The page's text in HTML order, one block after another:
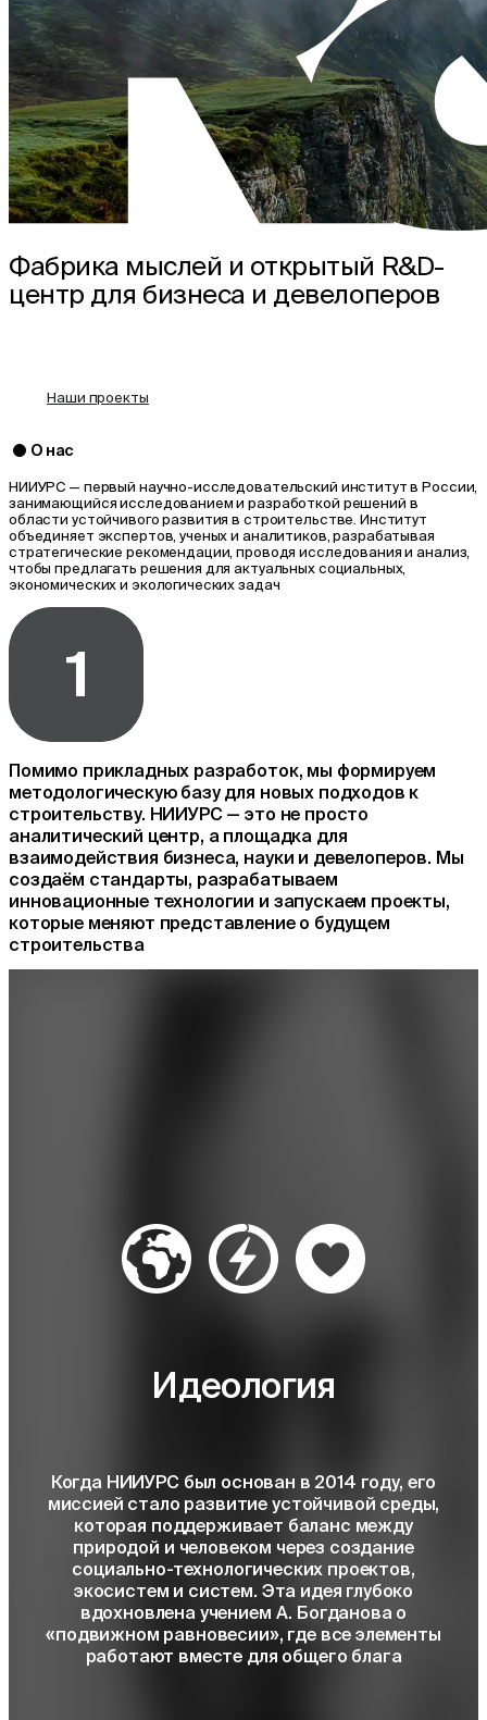
Фабрика мыслей и открытый R&D-
центр для бизнеса и девелоперов
Наши проекты
О нас
НИИУРС — первый научно-исследовательский институт в России,
занимающийся исследованием и разработкой решений в
области устойчивого развития в строительстве. Институт
объединяет экспертов, ученых и аналитиков, разрабатывая
стратегические рекомендации, проводя исследования и анализ,
чтобы предлагать решения для актуальных социальных,
экономических и экологических задач
Помимо прикладных разработок, мы формируем
методологическую базу для новых подходов к
строительству. НИИУРС — это не просто
аналитический центр, а площадка для
взаимодействия бизнеса, науки и девелоперов. Мы
создаём стандарты, разрабатываем
инновационные технологии и запускаем проекты,
которые меняют представление о будущем
строительства
Идеология
Когда НИИУРС был основан в 2014 году, его
миссией стало развитие устойчивой среды,
которая поддерживает баланс между
природой и человеком через создание
социально-технологических проектов,
экосистем и систем. Эта идея глубоко
вдохновлена учением А. Богданова о
«подвижном равновесии», где все элементы
работают вместе для общего блага